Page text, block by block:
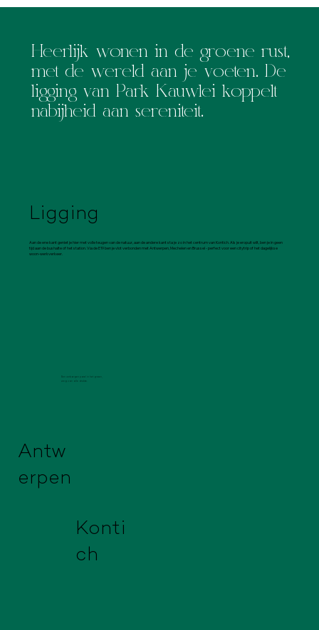
Heerlijk wonen in de groene rust,
met de wereld aan je voeten. De
ligging van Park Kauwlei koppelt
nabijheid aan sereniteit.
Konti
ch
Antw
erpen
Ligging
Aan de ene kant geniet je hier met volle teugen van de natuur, aan de andere kant sta je zo in het centrum van Kontich. Als je eropuit wilt, ben je in geen
tijd aan de bushalte of het station. Via de E19 ben je vlot verbonden met Antwerpen, Mechelen en Brussel - perfect voor een citytrip of het dagelijkse
woon-werkverkeer.